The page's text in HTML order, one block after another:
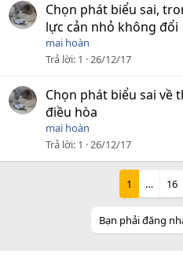
Chọn phát biểu sai,
lực cản nhỏ không đổi
mai hoàn
Trả lời 1 26/12/17
Chọn phát biểu sai về
điều hòa
mai hoàn
Trả lời 1 26/12/17
1 … 16
Bạn phải đăng